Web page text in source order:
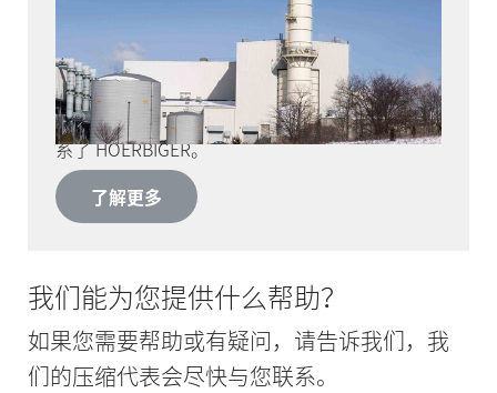
自 2000 年投产以来，蒂弗顿电力公司联合循环燃
气轮机发电厂一直为罗德岛和其他五个新英格兰
州的家庭和企业提供电力。2012 年，业主 Emera
Energy 决定启动一项大规模的维护和现代化计
划。经过深入的市场调研，Emera Energy 团队联
系了 HOERBIGER。
了解更多
我们能为您提供什么帮助？
如果您需要帮助或有疑问，请告诉我们，我
们的压缩代表会尽快与您联系。